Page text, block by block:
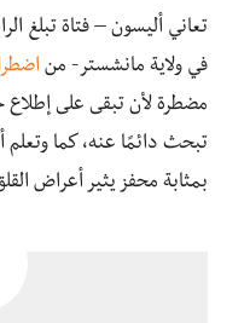
تعاني أليسون – فتاة تبلغ
في ولاية مانشستر- من
مضطرة لأن تبقى على
تبحث دائمًا عنه، كما وتعلم
بمثابة محفز يثير أعراض